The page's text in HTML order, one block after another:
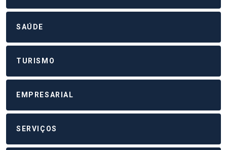
SAÚDE
TURISMO
EMPRESARIAL
SERVIÇOS